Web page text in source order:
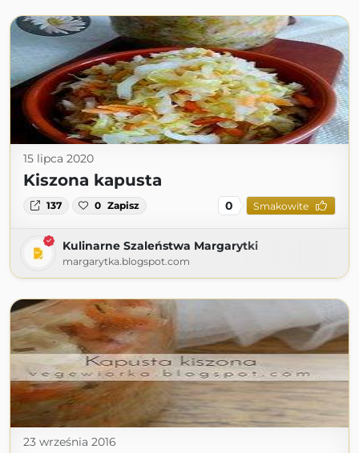
15 lipca 2020
Kiszona kapusta
137 0 Zapisz 0 Smakowite
Kulinarne Szaleństwa Margarytki
margarytka.blogspot.com
23 września 2016